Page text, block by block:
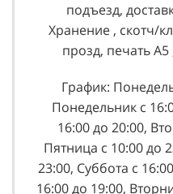
подъезд,
Хранение , скотч/
прозд, печать
График:
Понедельник с
16:00 до 20:00,
Пятница с 10:00 до
23:00, Суббота с
16:00 до 19:00,